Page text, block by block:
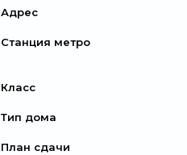
Адрес
Станция метро
Класс
Тип дома
План сдачи